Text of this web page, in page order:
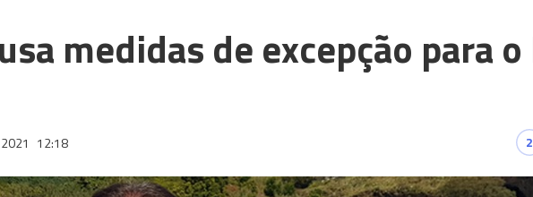
medidas de excepção para
12:18 2